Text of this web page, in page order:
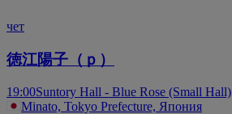
чет
徳江陽子（ｐ）
19:00Suntory Hall - Blue Rose (Small Hall)
Minato, Tokyo Prefecture, Япония